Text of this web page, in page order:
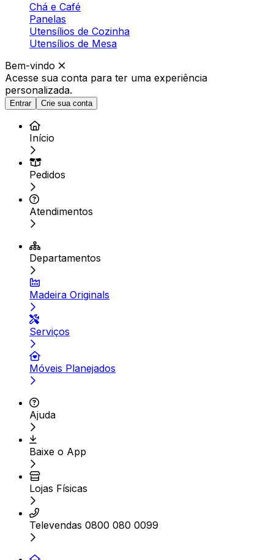
Chá e Café
Panelas
Utensílios de Cozinha
Utensílios de Mesa
Bem-vindo
Acesse sua conta para ter uma experiência
personalizada.
Entrar Crie sua conta
Início
Pedidos
Atendimentos
Departamentos
Madeira Originals
Serviços
Móveis Planejados
Ajuda
Baixe o App
Lojas Físicas
Televendas 0800 080 0099